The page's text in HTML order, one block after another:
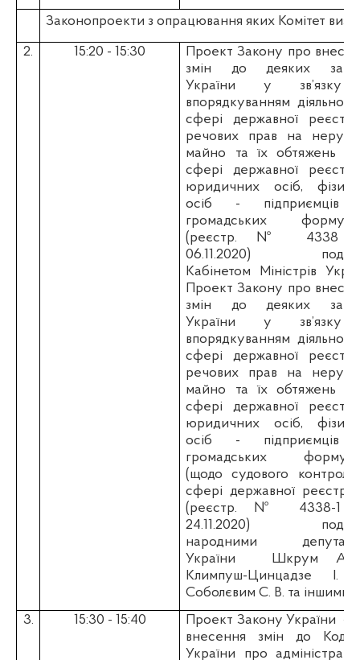
Законопроекти з опрацювання яких Комітет
2.
15:20 - 15:30
Проект Закону про
змін до деяких
України у
впорядкуванням
сфері державної
речових прав на
майно та їх обтяжень
сфері державної
юридичних осіб,
осіб - підприємців
громадських
(реєстр. № 4338
06.11.2020)
Кабінетом Міністрів
Проект Закону про
змін до деяких
України у
впорядкуванням
сфері державної
речових прав на
майно та їх обтяжень
сфері державної
юридичних осіб,
осіб - підприємців
громадських
(щодо судового
сфері державної
(реєстр. № 4338-1
24.11.2020)
народними
України
Шкрум А.
Климпуш-Цинцадзе І.
Соболєвим С. В. та іншими.
3.
15:30 - 15:40 Проект Закону України
внесення змін до
України про